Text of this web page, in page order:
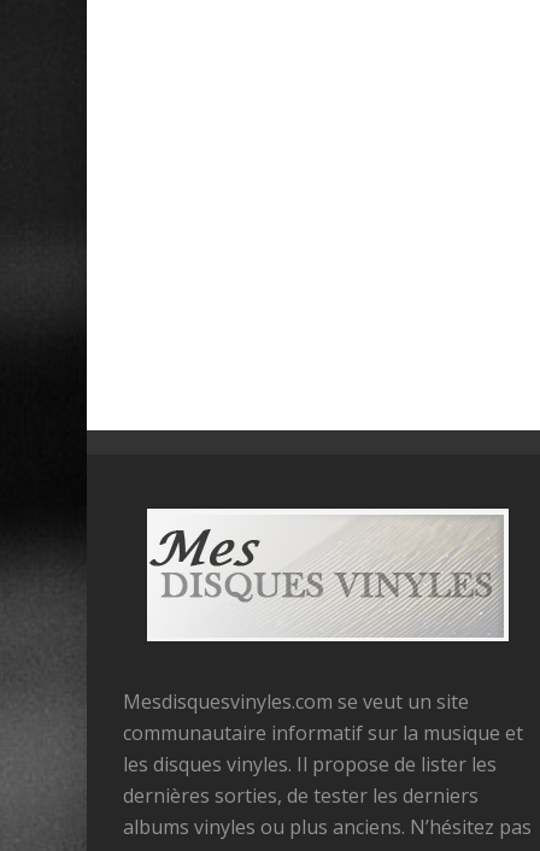
Mesdisquesvinyles.com se veut un site
communautaire informatif sur la musique et
les disques vinyles. Il propose de lister les
dernières sorties, de tester les derniers
albums vinyles ou plus anciens. N’hésitez pas